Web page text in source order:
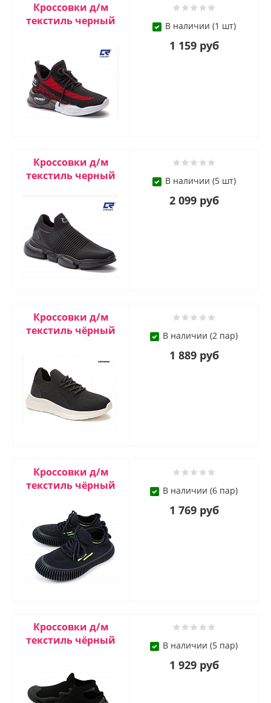
Кроссовки д/м
текстиль черный
В наличии (1 шт)
1 159 руб
Кроссовки д/м
текстиль черный
В наличии (5 шт)
2 099 руб
Кроссовки д/м
текстиль чёрный
В наличии (2 пар)
1 889 руб
Кроссовки д/м
текстиль чёрный
В наличии (6 пар)
1 769 руб
Кроссовки д/м
текстиль чёрный
В наличии (5 пар)
1 929 руб